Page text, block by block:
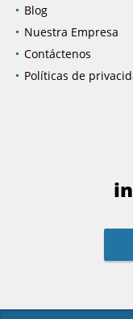
Blog
Nuestra Empresa
Contáctenos
Políticas de